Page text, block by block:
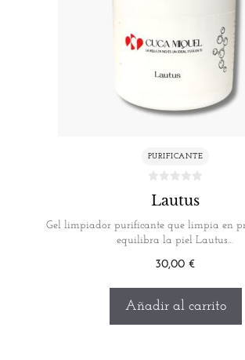
PURIFICANTE
Lautus
Gel limpiador purificante que limpia en
equilibra la piel Lautus…
30,00 €
Añadir al carrito